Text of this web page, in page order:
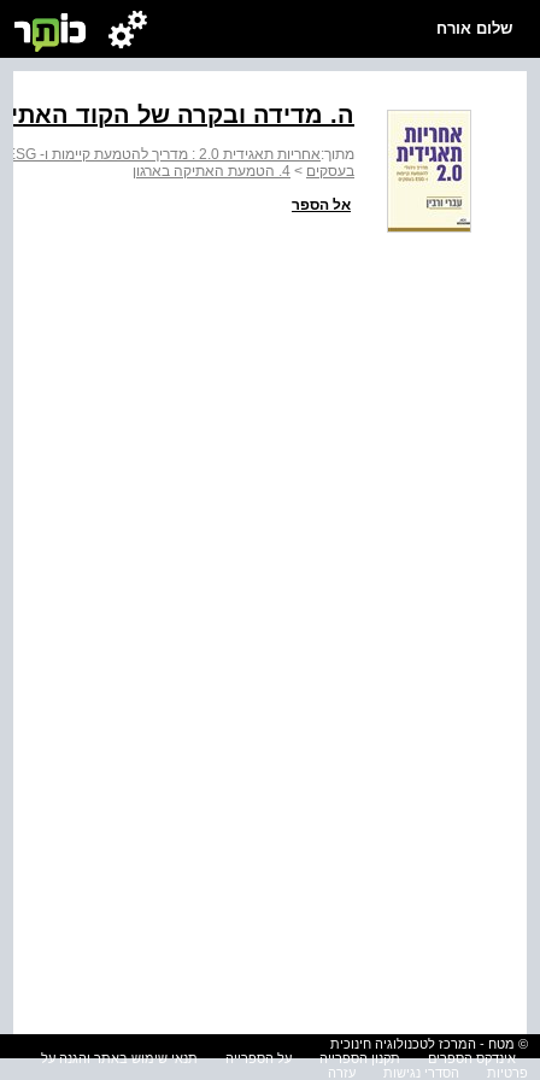
שלום אורח
ה. מדידה ובקרה של הקוד האתי
מתוך:אחריות תאגידית 2.0 : מדריך להטמעת קיימות ו- ESG בעסקים
בעסקים > 4. הטמעת האתיקה בארגון
אל הספר
© מטח - המרכז לטכנולוגיה חינוכית
אינדקס הספרים
תקנון הספרייה על הספרייה
תנאי שימוש באתר והגנה על
פרטיות
הסדרי נגישות עזרה